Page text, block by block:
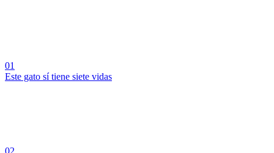
01
Este gato sí tiene siete vidas
02